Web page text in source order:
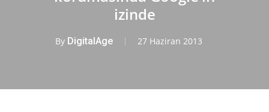
izinde
By DigitalAge 27 Haziran 2013